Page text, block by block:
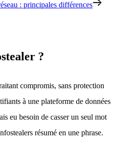
: principales différences
?
compromis, sans protection
à une plateforme de données
eu besoin de casser un seul mot
résumé en une phrase.